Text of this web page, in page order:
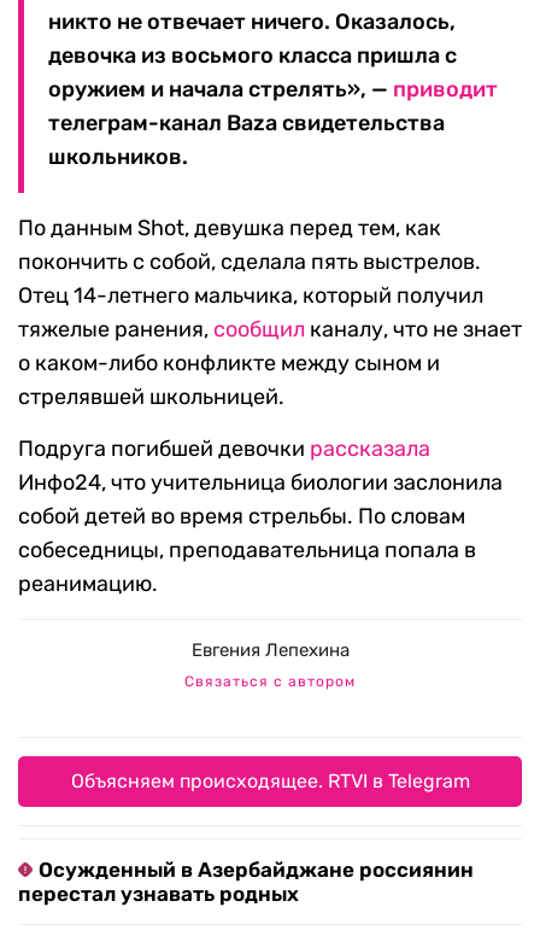
никто не отвечает ничего. Оказалось,
девочка из восьмого класса пришла с
оружием и начала стрелять», — приводит
телеграм-канал Baza свидетельства
школьников.
По данным Shot, девушка перед тем, как
покончить с собой, сделала пять выстрелов.
Отец 14-летнего мальчика, который получил
тяжелые ранения, сообщил каналу, что не знает
о каком-либо конфликте между сыном и
стрелявшей школьницей.
Подруга погибшей девочки рассказала
Инфо24, что учительница биологии заслонила
собой детей во время стрельбы. По словам
собеседницы, преподавательница попала в
реанимацию.
Евгения Лепехина
Связаться с автором
Объясняем происходящее. RTVI в Telegram
Осужденный в Азербайджане россиянин
перестал узнавать родных